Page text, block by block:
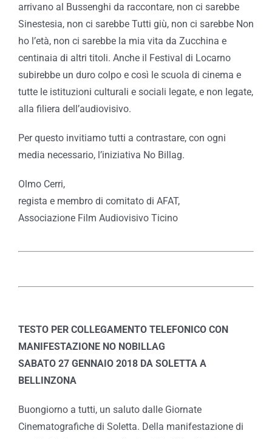
arrivano al Bussenghi da raccontare, non ci sarebbe
Sinestesia, non ci sarebbe Tutti giù, non ci sarebbe Non
ho l’età, non ci sarebbe la mia vita da Zucchina e
centinaia di altri titoli. Anche il Festival di Locarno
subirebbe un duro colpo e così le scuola di cinema e
tutte le istituzioni culturali e sociali legate, e non legate,
alla filiera dell’audiovisivo.
Per questo invitiamo tutti a contrastare, con ogni
media necessario, l’iniziativa No Billag.
Olmo Cerri,
regista e membro di comitato di AFAT,
Associazione Film Audiovisivo Ticino
TESTO PER COLLEGAMENTO TELEFONICO CON
MANIFESTAZIONE NO NOBILLAG
SABATO 27 GENNAIO 2018 DA SOLETTA A
BELLINZONA
Buongiorno a tutti, un saluto dalle Giornate
Cinematografiche di Soletta. Della manifestazione di